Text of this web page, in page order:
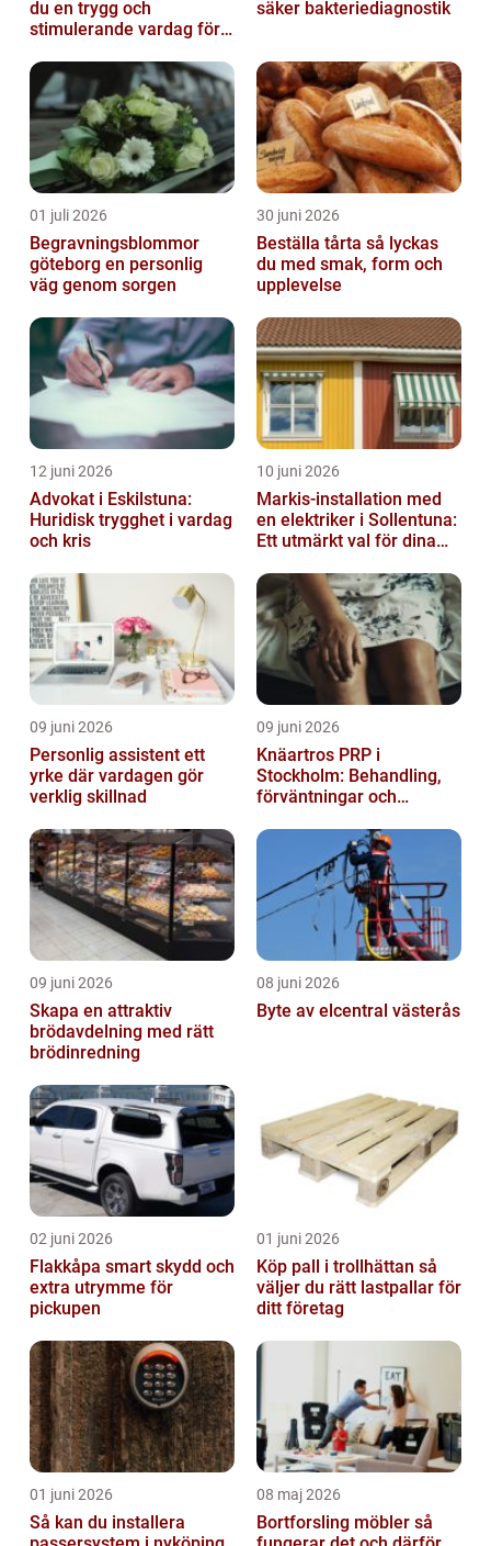
du en trygg och
stimulerande vardag för
säker bakteriediagnostik
01 juli 2026
Begravningsblommor
göteborg en personlig
väg genom sorgen
30 juni 2026
Beställa tårta så lyckas
du med smak, form och
upplevelse
12 juni 2026
Advokat i Eskilstuna:
Huridisk trygghet i vardag
och kris
10 juni 2026
Markis-installation med
en elektriker i Sollentuna:
Ett utmärkt val för dina
09 juni 2026
Personlig assistent ett
yrke där vardagen gör
verklig skillnad
09 juni 2026
Knäartros PRP i
Stockholm: Behandling,
förväntningar och
09 juni 2026
Skapa en attraktiv
brödavdelning med rätt
brödinredning
08 juni 2026
Byte av elcentral västerås
02 juni 2026
Flakkåpa smart skydd och
extra utrymme för
pickupen
01 juni 2026
Köp pall i trollhättan så
väljer du rätt lastpallar för
ditt företag
01 juni 2026
Så kan du installera
08 maj 2026
Bortforsling möbler så